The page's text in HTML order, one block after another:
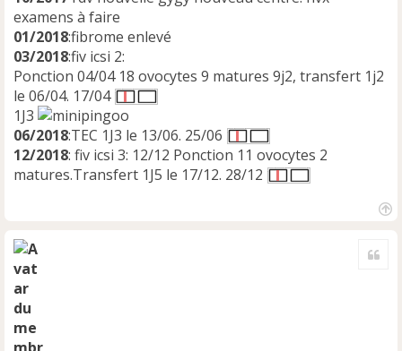
examens à faire
01/2018:fibrome enlevé
03/2018:fiv icsi 2:
Ponction 04/04 18 ovocytes 9 matures 9j2, transfert 1j2
le 06/04. 17/04
1J3
06/2018:TEC 1J3 le 13/06. 25/06
12/2018: fiv icsi 3: 12/12 Ponction 11 ovocytes 2
matures.Transfert 1J5 le 17/12. 28/12